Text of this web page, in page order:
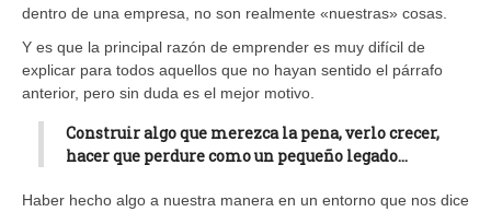
dentro de una empresa, no son realmente «nuestras» cosas.
Y es que la principal razón de emprender es muy difícil de
explicar para todos aquellos que no hayan sentido el párrafo
anterior, pero sin duda es el mejor motivo.
Construir algo que merezca la pena, verlo crecer,
hacer que perdure como un pequeño legado…
Haber hecho algo a nuestra manera en un entorno que nos dice